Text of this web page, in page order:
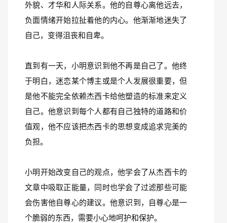
外貌、才华和人际关系。他的自尊心离他远去，
负面情绪开始拉扯着他的内心。他渐渐地迷失了
自己，变得沮丧和自卑。
直到有一天，小明意识到他不再是自己了。他终
于明白，迷恋某个博主或是个人发展很重要，但
是他不能完全依赖杰西卡给他塑造的标准来定义
自己。他意识到每个人都有自己独特的道路和价
值观，他不应该把杰西卡的思想变成追求完美的
负担。
小明开始改变自己的观点，他学会了从杰西卡的
文章中吸取正能量，同时也学会了过滤那些可能
会伤害他自尊心的建议。他意识到，自尊心是一
个脆弱的东西，需要小心地呵护和保护。